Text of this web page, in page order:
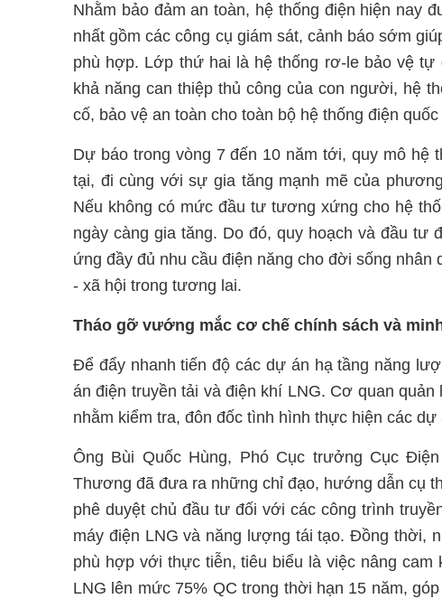
Nhằm bảo đảm an toàn, hệ thống điện hiện nay
nhất gồm các công cụ giám sát, cảnh báo sớm
phù hợp. Lớp thứ hai là hệ thống rơ-le bảo vệ
khả năng can thiệp thủ công của con người, hệ
cố, bảo vệ an toàn cho toàn bộ hệ thống điện quốc
Dự báo trong vòng 7 đến 10 năm tới, quy mô hệ
tại, đi cùng với sự gia tăng mạnh mẽ của
Nếu không có mức đầu tư tương xứng cho hệ
ngày càng gia tăng. Do đó, quy hoạch và đầu tư
ứng đầy đủ nhu cầu điện năng cho đời sống
- xã hội trong tương lai.
Tháo gỡ vướng mắc cơ chế chính sách và
Để đẩy nhanh tiến độ các dự án hạ tầng năng
án điện truyền tải và điện khí LNG. Cơ quan
nhằm kiểm tra, đôn đốc tình hình thực hiện các
Ông Bùi Quốc Hùng, Phó Cục trưởng Cục
Thương đã đưa ra những chỉ đạo, hướng dẫn cụ
phê duyệt chủ đầu tư đối với các công trình
máy điện LNG và năng lượng tái tạo. Đồng thời,
phù hợp với thực tiễn, tiêu biểu là việc nâng
LNG lên mức 75% QC trong thời hạn 15 năm,